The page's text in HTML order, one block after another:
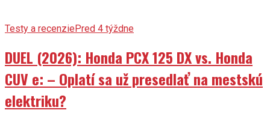
Testy a recenziePred 4 týždne
DUEL (2026): Honda PCX 125 DX vs. Honda
CUV e: – Oplatí sa už presedlať na mestskú
elektriku?